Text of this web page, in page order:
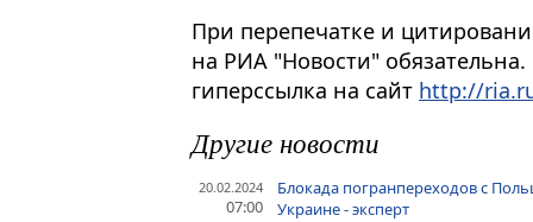
При перепечатке и
на РИА "Новости"
гиперссылка на сайт http://
Другие новости
20.02.2024
07:00
Блокада погранпереходов с
Украине - эксперт